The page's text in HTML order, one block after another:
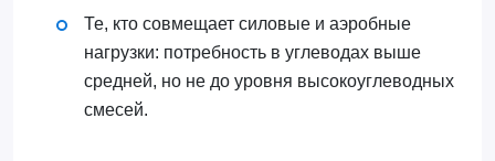
Те, кто совмещает силовые и аэробные
нагрузки: потребность в углеводах выше
средней, но не до уровня высокоуглеводных
смесей.